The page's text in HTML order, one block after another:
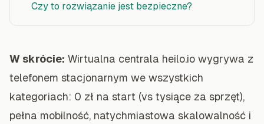
Czy to rozwiązanie jest bezpieczne?
W skrócie: Wirtualna centrala heilo.io wygrywa z
telefonem stacjonarnym we wszystkich
kategoriach: 0 zł na start (vs tysiące za sprzęt),
pełna mobilność, natychmiastowa skalowalność i